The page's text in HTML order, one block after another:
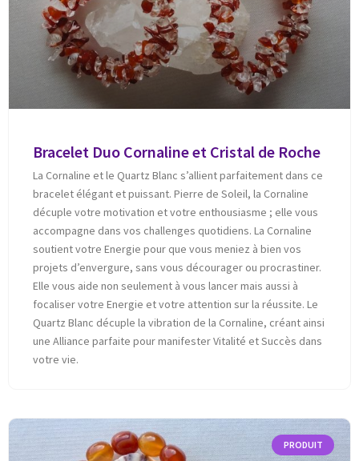
Bracelet Duo Cornaline et Cristal de Roche
La Cornaline et le Quartz Blanc s’allient parfaitement dans ce
bracelet élégant et puissant. Pierre de Soleil, la Cornaline
décuple votre motivation et votre enthousiasme ; elle vous
accompagne dans vos challenges quotidiens. La Cornaline
soutient votre Energie pour que vous meniez à bien vos
projets d’envergure, sans vous décourager ou procrastiner.
Elle vous aide non seulement à vous lancer mais aussi à
focaliser votre Energie et votre attention sur la réussite. Le
Quartz Blanc décuple la vibration de la Cornaline, créant ainsi
une Alliance parfaite pour manifester Vitalité et Succès dans
votre vie.